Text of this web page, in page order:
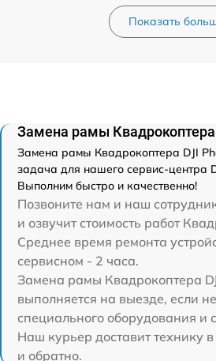
Показать
Замена рамы
Замена рамы Квадрокоптера DJI
задача для нашего сервис-центра
Выполним быстро и качественно!
Позвоните нам и наш
и озвучит стоимость работ
Среднее время ремонта
сервисном - 2 часа.
Замена рамы Квадрокоптера
выполняется на выезде, если
специального оборудования и
Наш курьер доставит технику
и обратно.